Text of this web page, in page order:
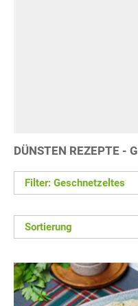
DÜNSTEN REZEPTE -
Filter: Geschnetzeltes
Sortierung